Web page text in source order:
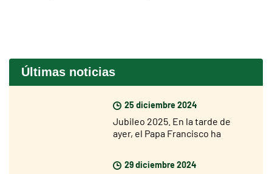
Últimas noticias
25 diciembre 2024
Jubileo 2025. En la tarde de
ayer, el Papa Francisco ha
29 diciembre 2024